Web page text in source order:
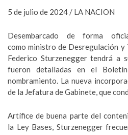
5 de julio de 2024 / LA NACION
Desembarcado de forma
como ministro de Desregulación y
Federico Sturzenegger tendrá a
fueron detalladas en el
nombramiento. La nueva
de la Jefatura de Gabinete, que
Artífice de buena parte del
la Ley Bases, Sturzenegger